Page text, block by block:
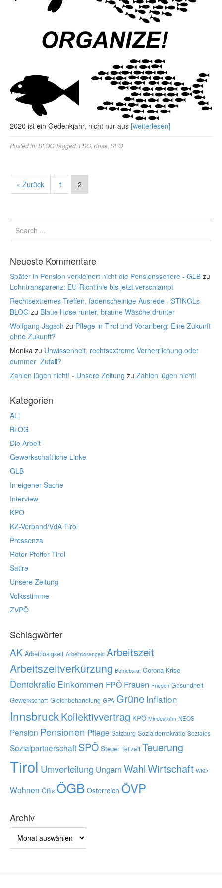
2020 ist ein Gedenkjahr, nicht nur aus [weiterlesen]
Posted in:BLOG Tagged: FSG Krise SPÖ
« Zurück 1 2
Neueste Kommentare
Später in Pension verkleinert nicht die Pensionsschere - GLB zu
Lohntransparenz: EU-Richtlinie bis jetzt verschlampt
Rechtsextremes Treffen, fadenscheinige Ausrede - STINGLs
BLOG zu Blaue Hose runter, braune Wäsche drunter
Wolfgang Jagsch zu Pflege in Tirol und Vorarlberg: Eine Zukunft
ohne Zukunft?
Monika zu Unwissenheit, rechtsextreme Verherrlichung oder
dummer Zufall?
Zahlen lügen nicht! - Unsere Zeitung zu Zahlen lügen nicht!
Kategorien
ALi
BLOG
Die Arbeit
Gewerkschaftliche Linke
GLB
In eigener Sache
Interview
KPÖ
KZ-Verband/VdA Tirol
Pressenza
Roter Pfeffer Tirol
Satire
Unsere Zeitung
Volksstimme
ZVPÖ
Schlagwörter
AK Arbeitlosigkeit Arbeitslosengeld Arbeitszeit
Arbeitszeitverkürzung Betriebsrat Corona-Krise
Demokratie Einkommen FPÖ Frauen Frieden Gesundheit
Gewerkschaft Gleichbehandlung GPA Grüne Inflation
InnsbruckKollektivvertrag KPÖ Mindestlohn NEOS
Pension Pensionen Pflege Salzburg Sozialdemokratie Soziales
Sozialpartnerschaft SPÖ Steuer Teilzeit Teuerung
Tirol Umverteilung Ungarn WahlWirtschaft WKO
Wohnen Öffis ÖGB Österreich ÖVP
Archiv